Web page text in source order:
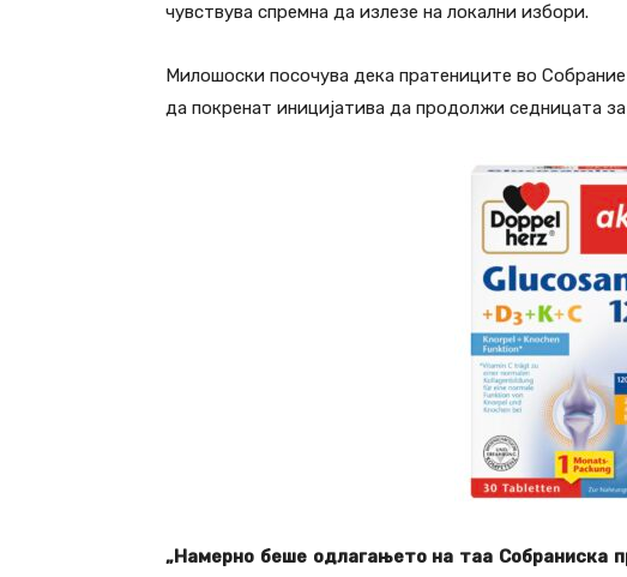
чувствува спремна да излезе на локални избори.
Милошоски посочува дека пратениците во
да покренат иницијатива да продолжи седницата
„Намерно беше одлагањето на таа Собраниска